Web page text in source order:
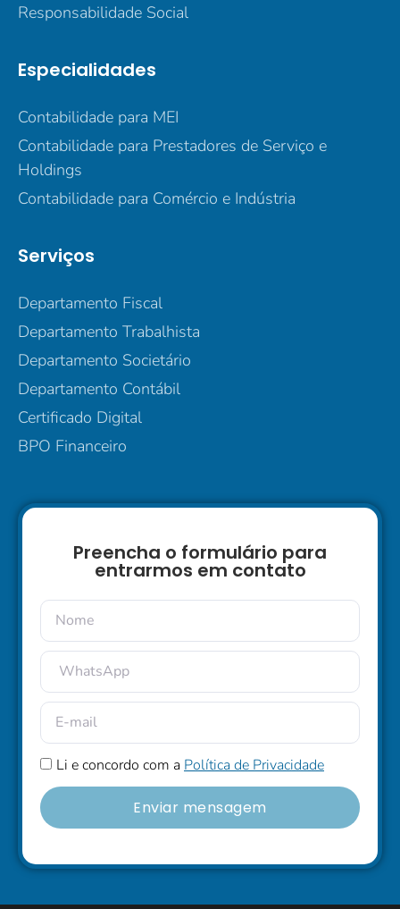
Responsabilidade Social
Especialidades
Contabilidade para MEI
Contabilidade para Prestadores de Serviço e
Holdings
Contabilidade para Comércio e Indústria
Serviços
Departamento Fiscal
Departamento Trabalhista
Departamento Societário
Departamento Contábil
Certificado Digital
BPO Financeiro
Preencha o formulário para
entrarmos em contato
Li e concordo com a Política de Privacidade
Enviar mensagem